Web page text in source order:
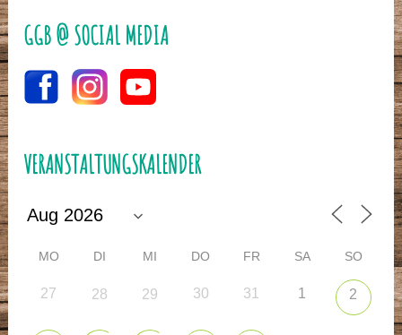
GGB @ SOCIAL MEDIA
VERANSTALTUNGSKALENDER
MO DI MI DO FR SA SO
27 28 29 30 31 1 2